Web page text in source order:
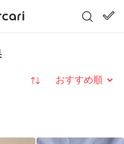
並び替え